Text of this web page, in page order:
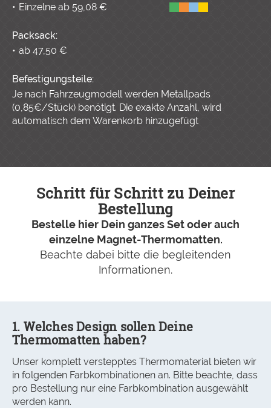
Einzelne ab 59,08 €
Packsack:
ab 47,50 €
Befestigungsteile:
Je nach Fahrzeugmodell werden Metallpads
(0,85€/Stück) benötigt. Die exakte Anzahl, wird
automatisch dem Warenkorb hinzugefügt
Schritt für Schritt zu Deiner
Bestellung
Bestelle hier Dein ganzes Set oder auch
einzelne Magnet-Thermomatten.
Beachte dabei bitte die begleitenden
Informationen.
1. Welches Design sollen Deine
Thermomatten haben?
Unser komplett verstepptes Thermomaterial bieten wir
in folgenden Farbkombinationen an. Bitte beachte, dass
pro Bestellung nur eine Farbkombination ausgewählt
werden kann.